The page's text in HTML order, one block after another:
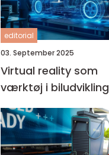
editorial
03. September 2025
Virtual reality som
værktøj i biludvikling